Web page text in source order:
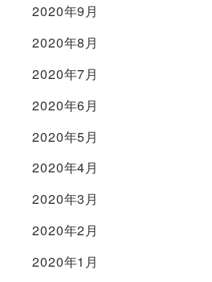
2020年9月
2020年8月
2020年7月
2020年6月
2020年5月
2020年4月
2020年3月
2020年2月
2020年1月